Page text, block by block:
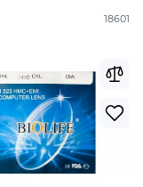
18601